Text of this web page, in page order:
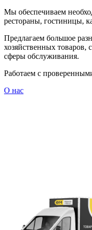
Мы обеспечиваем
рестораны, гостиницы,
Предлагаем большое
хозяйственных товаров,
сферы обслуживания.
Работаем с
О нас